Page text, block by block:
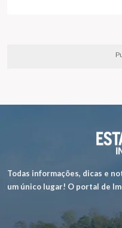
Todas informações, dicas e
um único lugar! O portal de